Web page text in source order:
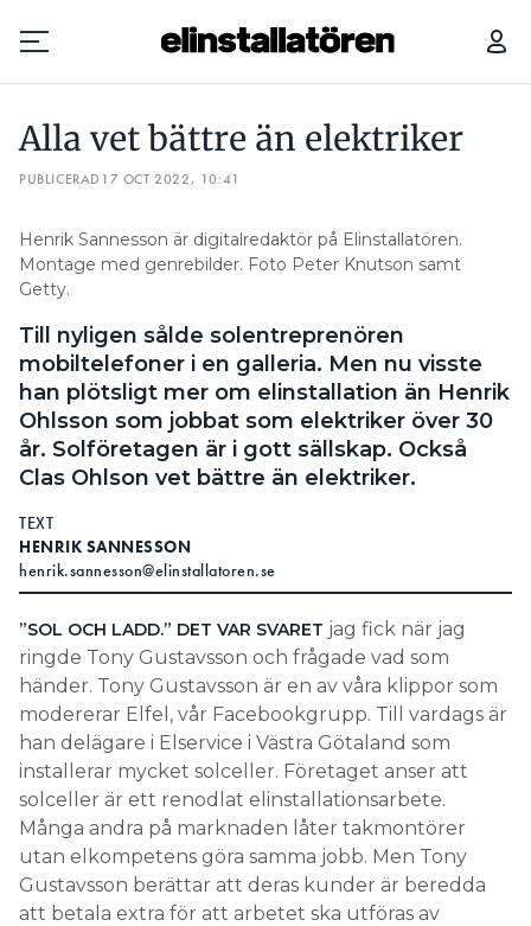
Prenumerera
Hantera prenumeration
Lediga jobb
Annonsera
Läs E-tidningen
Om tidningen
Kontakt
Personuppgifter
Search for:
SEARCH
Alla vet bättre än elektriker
PUBLICERAD 17 OCT 2022, 10:41
Henrik Sannesson är digitalredaktör på Elinstallatören.
Montage med genrebilder. Foto Peter Knutson samt
Getty.
Till nyligen sålde solentreprenören
mobiltelefoner i en galleria. Men nu visste
han plötsligt mer om elinstallation än Henrik
Ohlsson som jobbat som elektriker över 30
år. Solföretagen är i gott sällskap. Också
Clas Ohlson vet bättre än elektriker.
TEXT
HENRIK SANNESSON
henrik.sannesson@elinstallatoren.se
”SOL OCH LADD.” DET VAR SVARET jag fick när jag
ringde Tony Gustavsson och frågade vad som
händer. Tony Gustavsson är en av våra klippor som
modererar Elfel, vår Facebookgrupp. Till vardags är
han delägare i Elservice i Västra Götaland som
installerar mycket solceller. Företaget anser att
solceller är ett renodlat elinstallationsarbete.
Många andra på marknaden låter takmontörer
utan elkompetens göra samma jobb. Men Tony
Gustavsson berättar att deras kunder är beredda
att betala extra för att arbetet ska utföras av
ALLA VET BÄTTRE ÄN ELEKTRIKER